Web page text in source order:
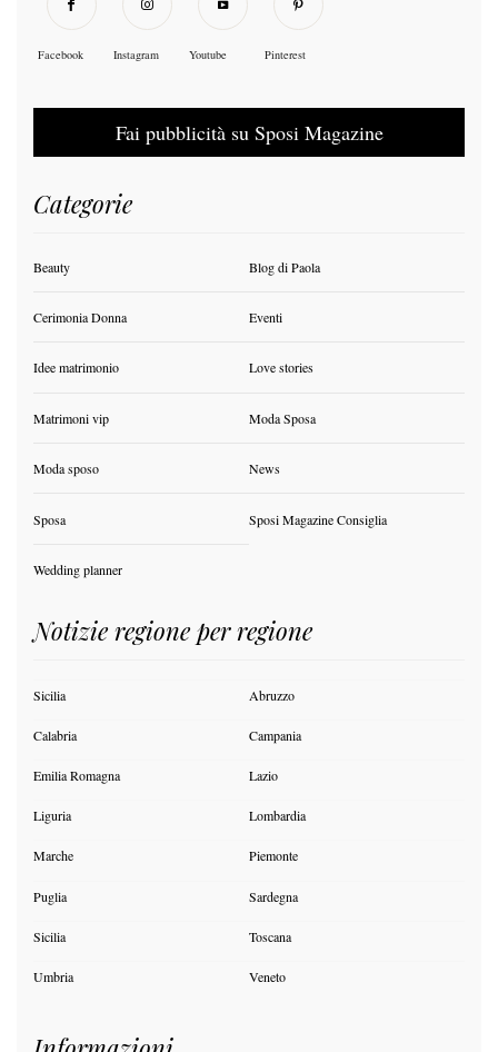
Facebook Instagram Youtube Pinterest
Fai pubblicità su Sposi Magazine
Categorie
Beauty Blog di Paola
Cerimonia Donna Eventi
Idee matrimonio Love stories
Matrimoni vip Moda Sposa
Moda sposo News
Sposa Sposi Magazine Consiglia
Wedding planner
Notizie regione per regione
Sicilia Abruzzo
Calabria Campania
Emilia Romagna Lazio
Liguria Lombardia
Marche Piemonte
Puglia Sardegna
Sicilia Toscana
Umbria Veneto